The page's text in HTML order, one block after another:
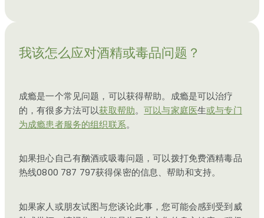
我该怎么应对酒精或毒品问题？
成瘾是一个常见问题，可以获得帮助。成瘾是可以治疗
的，有很多方法可以获取帮助。可以与家庭医生或与专门
为成瘾患者服务的组织联系。
如果担心自己有酗酒或吸毒问题，可以拨打免费酒精毒品
热线0800 787 797获得保密的信息、帮助和支持。
如果家人或朋友试图与您谈论此事，您可能会感到受到威